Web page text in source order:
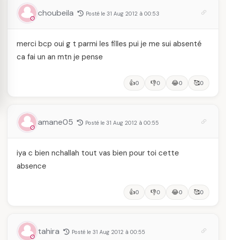
choubeila Posté le 31 Aug 2012 à 00:53
merci bcp oui g t parmi les filles pui je me sui absenté
ca fai un an mtn je pense
👍0 👎0 😂0 🥰0
amane05 Posté le 31 Aug 2012 à 00:55
iya c bien nchallah tout vas bien pour toi cette
absence
👍0 👎0 😂0 🥰0
tahira Posté le 31 Aug 2012 à 00:55